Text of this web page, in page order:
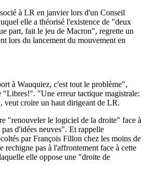
à LR en janvier lors d'un Conseil
elle a théorisé l'existence de "deux
part, fait le jeu de Macron", regrette un
lors du lancement du mouvement en
à Wauquiez, c'est tout le problème",
"Libres!". "Une erreur tactique magistrale:
veut croire un haut dirigeant de LR.
"renouveler le logiciel de la droite" face à
d'idées neuves". Et rappelle
par François Fillon chez les moins de
rechigne pas à l'affrontement face à cette
elle oppose une "droite de